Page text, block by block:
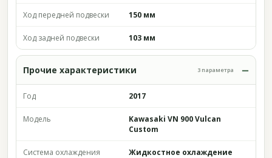
Ход передней подвески 150 мм
Ход задней подвески 103 мм
Прочие характеристики 3 параметра
Год 2017
Модель
Kawasaki VN 900 Vulcan
Custom
Система охлаждения Жидкостное охлаждение